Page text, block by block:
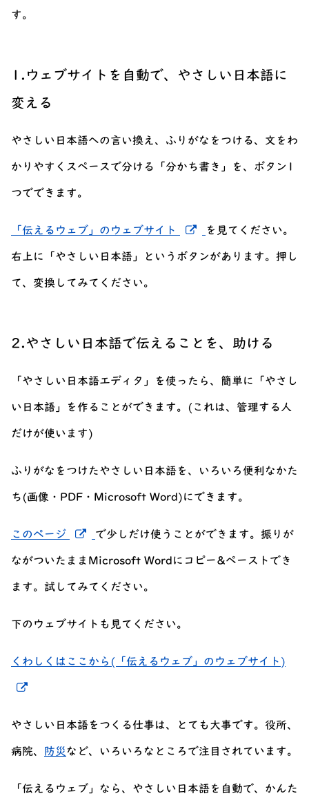
す。
1.ウェブサイトを自動で、やさしい日本語に
変える
やさしい日本語への言い換え、ふりがなをつける、文をわ
かりやすくスペースで分ける「分かち書き」を、ボタン1
つでできます。
「伝えるウェブ」のウェブサイト 新しいウィンドウで
を見てください。
右上に「やさしい日本語」というボタンがあります。押し
て、変換してみてください。
2.やさしい日本語で伝えることを、助ける
「やさしい日本語エディタ」を使ったら、簡単に「やさし
い日本語」を作ることができます。(これは、管理する人
だけが使います)
ふりがなをつけたやさしい日本語を、いろいろ便利なかた
ち(画像・PDF・Microsoft Word)にできます。
このページ 新しいウィンドウでリンクを開く
で少しだけ使うことができます。振りが
ながついたままMicrosoft Wordにコピー&ペーストでき
ます。試してみてください。
下のウェブサイトも見てください。
くわしくはここから(「伝えるウェブ」のウェブサイト)
やさしい日本語をつくる仕事は、とても大事です。役所、
病院、 防災など、いろいろなところで注目されています。
「伝えるウェブ」なら、やさしい日本語を自動で、かんた